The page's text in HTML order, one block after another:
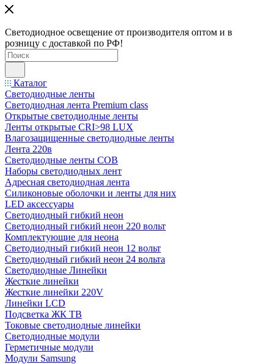
Светодиодное освещение от производителя оптом и в
розницу с доставкой по РФ!
Каталог
Светодиодные ленты
Светодиодная лента Premium class
Открытые светодиодные ленты
Ленты открытые CRI>98 LUX
Влагозащищенные светодиодные ленты
Лента 220в
Светодиодные ленты COB
Наборы светодиодных лент
Адресная светодиодная лента
Силиконовые оболочки и ленты для них
LED аксессуары
Светодиодный гибкий неон
Светодиодный гибкий неон 220 вольт
Комплектующие для неона
Светодиодный гибкий неон 12 вольт
Светодиодный гибкий неон 24 вольта
Светодиодные Линейки
Жесткие линейки
Жесткие линейки 220V
Линейки LCD
Подсветка ЖК ТВ
Токовые светодиодные линейки
Светодиодные модули
Герметичные модули
Модули Samsung